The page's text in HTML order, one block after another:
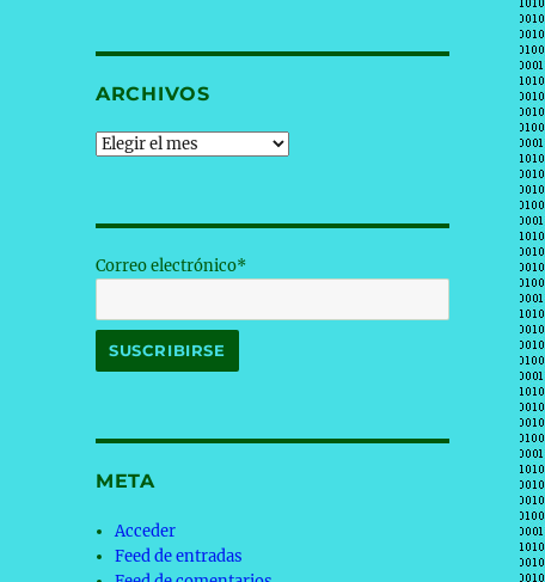
ARCHIVOS
Archivos
Correo electrónico*
META
Acceder
Feed de entradas